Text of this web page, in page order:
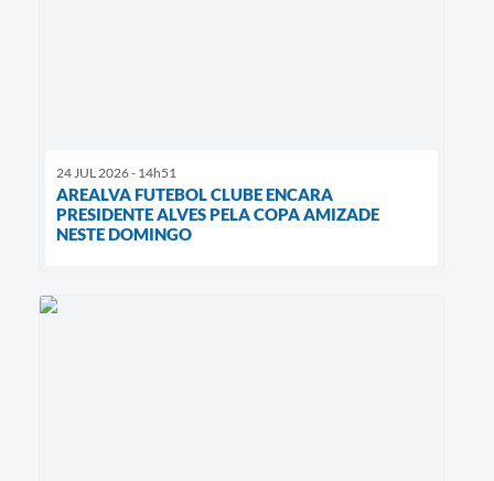
24 JUL 2026 - 14h51
AREALVA FUTEBOL CLUBE ENCARA
PRESIDENTE ALVES PELA COPA AMIZADE
NESTE DOMINGO